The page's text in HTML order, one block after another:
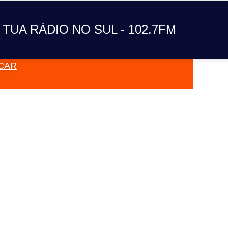
TUA RÁDIO NO SUL - 102.7FM
A TUA RÁDIO NO SUL